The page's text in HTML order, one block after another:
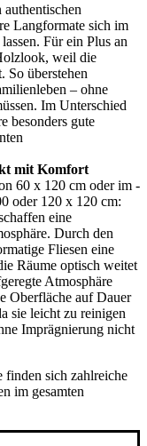
Langformate sich im
Für ein Plus an
weil die
So überstehen
– ohne
Im Unterschied
besonders gute
mit Komfort
60 x 120 cm oder im -
oder 120 x 120 cm:
eine
Durch den
Fliesen eine
Räume optisch weitet
Atmosphäre
Oberfläche auf Dauer
sie leicht zu reinigen
Imprägnierung nicht
sich zahlreiche
im gesamten